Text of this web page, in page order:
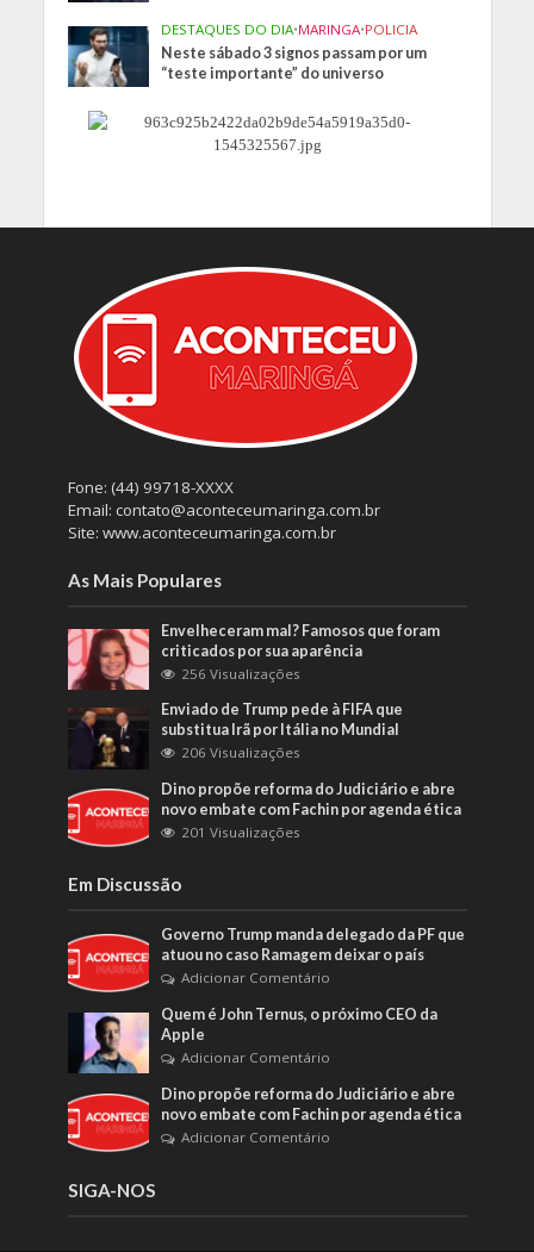
DESTAQUES DO DIA•MARINGA•POLICIA
Neste sábado 3 signos passam por um
“teste importante” do universo
Fone: (44) 99718-XXXX
Email: contato@aconteceumaringa.com.br
Site: www.aconteceumaringa.com.br
As Mais Populares
Envelheceram mal? Famosos que foram
criticados por sua aparência
256 Visualizações
Enviado de Trump pede à FIFA que
substitua Irã por Itália no Mundial
206 Visualizações
Dino propõe reforma do Judiciário e abre
novo embate com Fachin por agenda ética
201 Visualizações
Em Discussão
Governo Trump manda delegado da PF que
atuou no caso Ramagem deixar o país
Adicionar Comentário
Quem é John Ternus, o próximo CEO da
Apple
Adicionar Comentário
Dino propõe reforma do Judiciário e abre
novo embate com Fachin por agenda ética
Adicionar Comentário
SIGA-NOS